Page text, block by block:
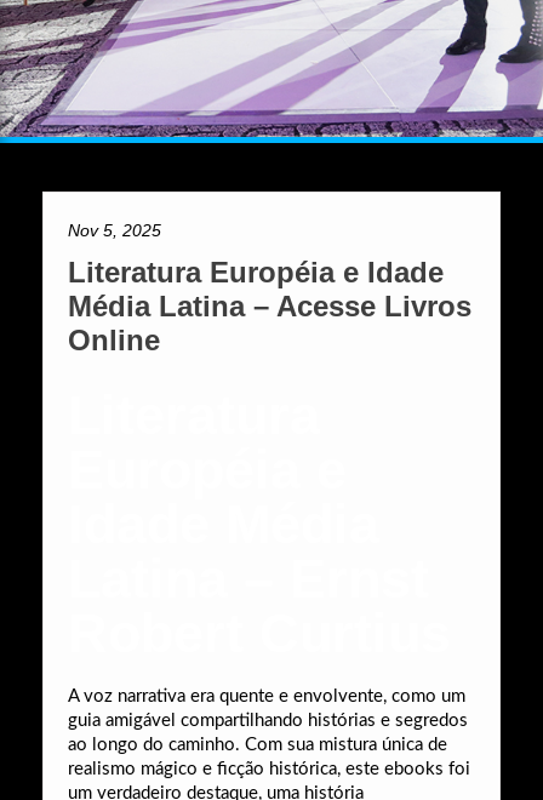
Nov 5, 2025
Literatura Européia e Idade
Média Latina – Acesse Livros
Online
A voz narrativa era quente e envolvente, como um
guia amigável compartilhando histórias e segredos
ao longo do caminho. Com sua mistura única de
realismo mágico e ficção histórica, este ebooks foi
um verdadeiro destaque, uma história